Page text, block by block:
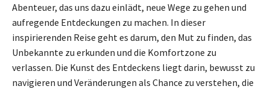
Abenteuer, das uns dazu einlädt, neue Wege zu gehen und
aufregende Entdeckungen zu machen. In dieser
inspirierenden Reise geht es darum, den Mut zu finden, das
Unbekannte zu erkunden und die Komfortzone zu
verlassen. Die Kunst des Entdeckens liegt darin, bewusst zu
navigieren und Veränderungen als Chance zu verstehen, die